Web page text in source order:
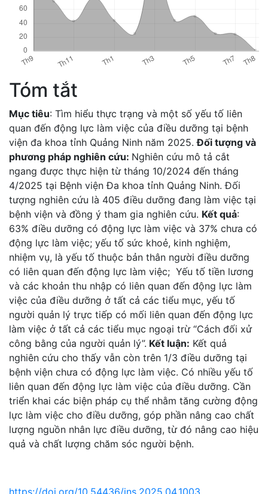
Tóm tắt
Mục tiêu: Tìm hiểu thực trạng và một số yếu tố liên
quan đến động lực làm việc của điều dưỡng tại bệnh
viện đa khoa tỉnh Quảng Ninh năm 2025.Đối tượng và
phương pháp nghiên cứu: Nghiên cứu mô tả cắt
ngang được thực hiện từ tháng 10/2024 đến tháng
4/2025 tại Bệnh viện Đa khoa tỉnh Quảng Ninh. Đối
tượng nghiên cứu là 405 điều dưỡng đang làm việc tại
bệnh viện và đồng ý tham gia nghiên cứu. Kết quả:
63% điều dưỡng có động lực làm việc và 37% chưa có
động lực làm việc; yếu tố sức khoẻ, kinh nghiệm,
nhiệm vụ, là yếu tố thuộc bản thân người điều dưỡng
có liên quan đến động lực làm việc; Yếu tố tiền lương
và các khoản thu nhập có liên quan đến động lực làm
việc của điều dưỡng ở tất cả các tiểu mục, yếu tố
người quản lý trực tiếp có mối liên quan đến động lực
làm việc ở tất cả các tiểu mục ngoại trừ “Cách đối xử
công bằng của người quản lý”. Kết luận: Kết quả
nghiên cứu cho thấy vẫn còn trên 1/3 điều dưỡng tại
bệnh viện chưa có động lực làm việc. Có nhiều yếu tố
liên quan đến động lực làm việc của điều dưỡng. Cần
triển khai các biện pháp cụ thể nhằm tăng cường động
lực làm việc cho điều dưỡng, góp phần nâng cao chất
lượng nguồn nhân lực điều dưỡng, từ đó nâng cao hiệu
quả và chất lượng chăm sóc người bệnh.
https://doi.org/10.54436/jns.2025.04.1003